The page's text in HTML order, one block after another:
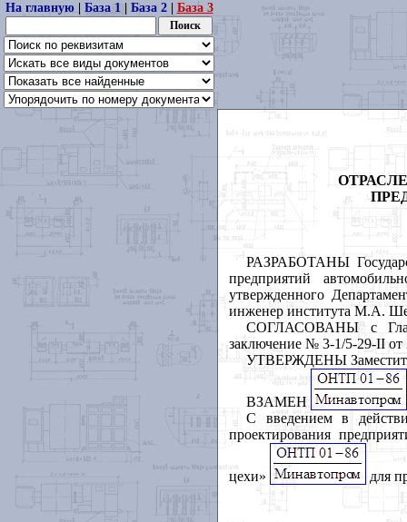
На главную| База 1| База 2| База 3
РАЗРАБОТАНЫ
предприятий
утвержденного
инженер института М.А.
СОГЛАСОВАНЫ с
заключение № 3-1/5-29-II от
УТВЕРЖДЕНЫ
ВЗАМЕН
С введением в
проектирования
цехи» для